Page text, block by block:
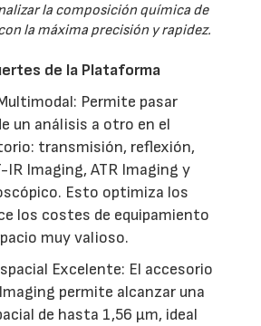
la composición química de
la máxima precisión y rapidez.
de la Plataforma
Permite pasar
un análisis a otro en el
transmisión, reflexión,
IR Imaging, ATR Imaging y
Esto optimiza los
los costes de equipamiento
muy valioso.
Excelente: El accesorio
permite alcanzar una
de hasta 1,56 µm, ideal